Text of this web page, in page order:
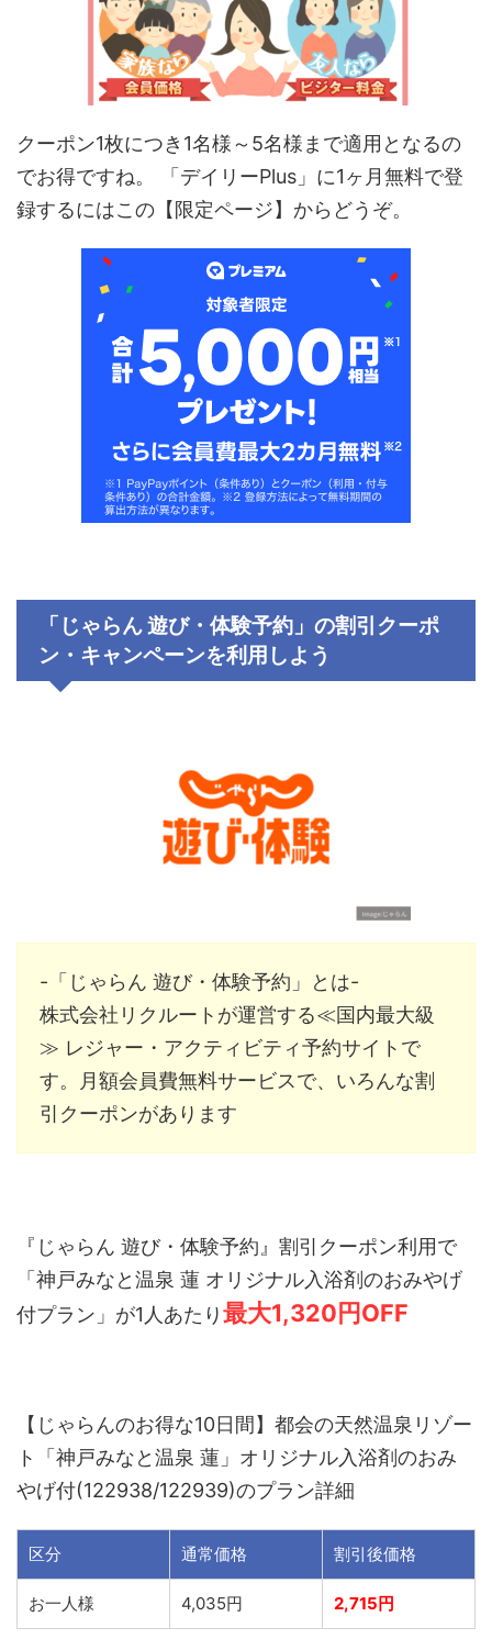
クーポン1枚につき 1名様～ 5名様まで適用となるの
でお得ですね。 「デイリーPlus 」に1ヶ月無料で登
録するにはこの【限定ページ】からどうぞ。
「じゃらん 遊び・体験予約」の割引クーポ
ン・キャンペーンを利用しよう
-「じゃらん 遊び・体験予約」とは-
株式会社リクルート が運営する≪国内最大級
≫ レジャー・アクティビティ予約サイトで
す。月額会員費無料サービスで、いろんな割
引クーポンがあります
『じゃらん 遊び・体験予約』割引クーポン利用で
「神戸みなと温泉 蓮 オリジナル入浴剤のおみやげ
付プラン」が1人あたり最大1,320円OFF
【じゃらんのお得な10日間】都会の天然温泉リゾー
ト「神戸みなと温泉 蓮」オリジナル入浴剤のおみ
やげ付(122938/122939)のプラン詳細
区分 通常価格 割引後価格
お一人様 4,035円 2,715円